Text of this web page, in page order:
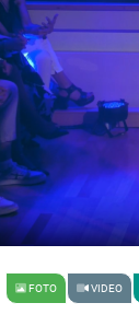
FOTO VIDEO
Ogni